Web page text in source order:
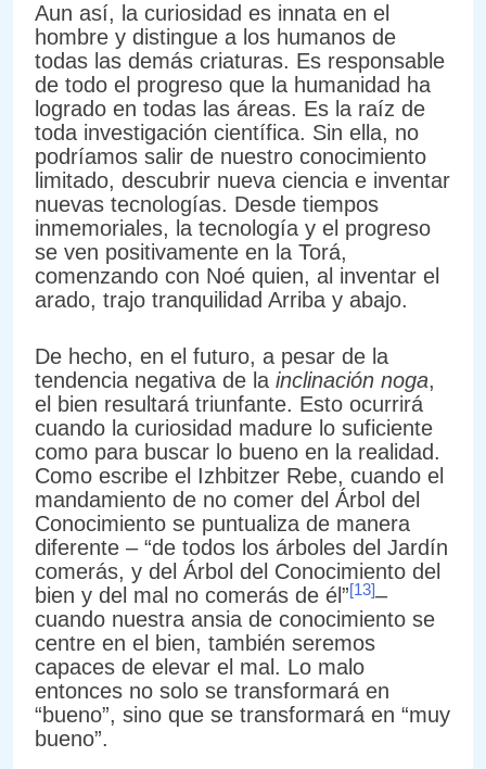
Aun así, la curiosidad es innata en el
hombre y distingue a los humanos de
todas las demás criaturas. Es responsable
de todo el progreso que la humanidad ha
logrado en todas las áreas. Es la raíz de
toda investigación científica. Sin ella, no
podríamos salir de nuestro conocimiento
limitado, descubrir nueva ciencia e inventar
nuevas tecnologías. Desde tiempos
inmemoriales, la tecnología y el progreso
se ven positivamente en la Torá,
comenzando con Noé quien, al inventar el
arado, trajo tranquilidad Arriba y abajo.
De hecho, en el futuro, a pesar de la
tendencia negativa de la inclinación noga,
el bien resultará triunfante. Esto ocurrirá
cuando la curiosidad madure lo suficiente
como para buscar lo bueno en la realidad.
Como escribe el Izhbitzer Rebe, cuando el
mandamiento de no comer del Árbol del
Conocimiento se puntualiza de manera
diferente – “de todos los árboles del Jardín
comerás, y del Árbol del Conocimiento del
bien y del mal no comerás de él”[13]–
cuando nuestra ansia de conocimiento se
centre en el bien, también seremos
capaces de elevar el mal. Lo malo
entonces no solo se transformará en
“bueno”, sino que se transformará en “muy
bueno”.